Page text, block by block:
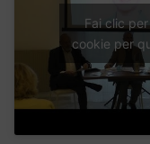
Fai clic
cookie per